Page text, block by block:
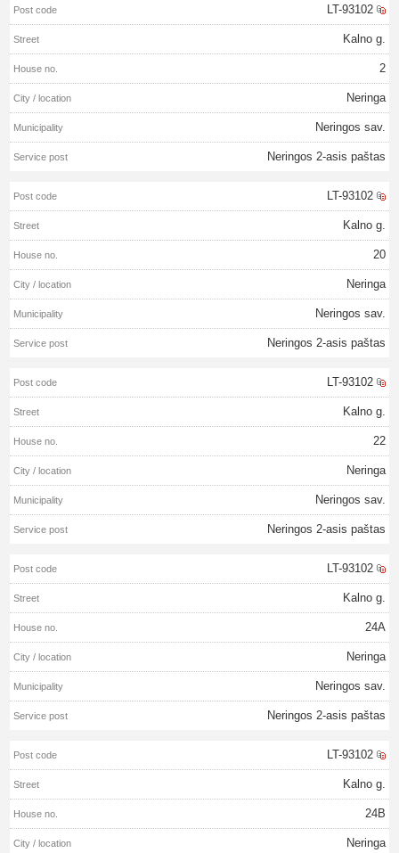
LT-93102
Kalno g.
2
Neringa
Neringos sav.
Neringos 2-asis paštas
LT-93102
Kalno g.
20
Neringa
Neringos sav.
Neringos 2-asis paštas
LT-93102
Kalno g.
22
Neringa
Neringos sav.
Neringos 2-asis paštas
LT-93102
Kalno g.
24A
Neringa
Neringos sav.
Neringos 2-asis paštas
LT-93102
Kalno g.
24B
Neringa